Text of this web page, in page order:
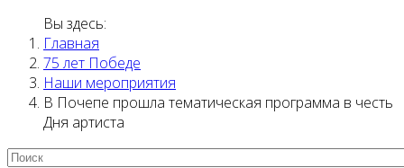
Вы здесь:
Главная
75 лет Победе
Наши мероприятия
В Почепе прошла тематическая программа в честь
Дня артиста